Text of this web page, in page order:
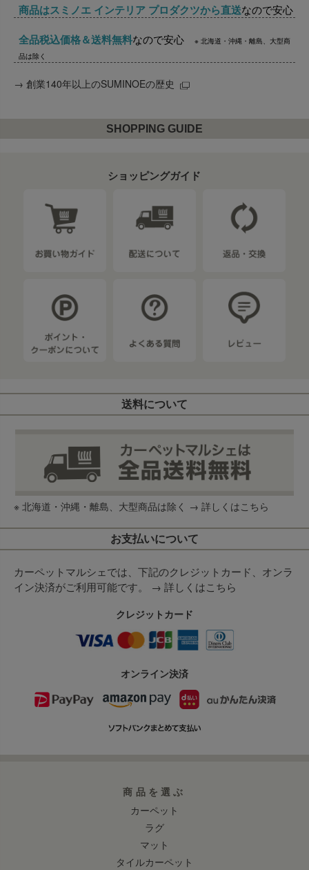
商品はスミノエ インテリア プロダクツから直送なので安心
全品税込価格＆送料無料なので安心※ 北海道・沖縄・離島、大型商
品は除く
→ 創業140年以上のSUMINOEの歴史
SHOPPING GUIDE
ショッピングガイド
送料について
※ 北海道・沖縄・離島、大型商品は除く → 詳しくはこちら
お支払いについて
カーペットマルシェでは、下記のクレジットカード、オンラ
イン決済がご利用可能です。 → 詳しくはこちら
クレジットカード
オンライン決済
商品を選ぶ
カーペット
ラグ
マット
タイルカーペット